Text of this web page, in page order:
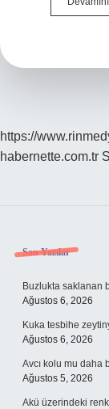
https://
habernette.com.tr
Sidebar
Son Yazılar
Buzlukta saklanan
Ağustos 6, 2026
Kuka tesbihe
Ağustos 6, 2026
Avcı kolu mu daha
Ağustos 5, 2026
Akü üzerindeki